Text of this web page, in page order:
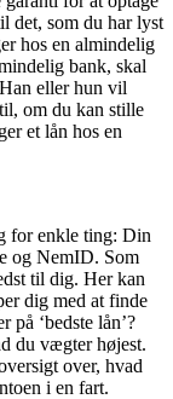
det, som du har lyst
hos en almindelig
bank, skal
eller hun vil
om du kan stille
et lån hos en
for enkle ting: Din
og NemID. Som
til dig. Her kan
dig med at finde
‘bedste lån’?
du vægter højest.
over, hvad
i en fart.